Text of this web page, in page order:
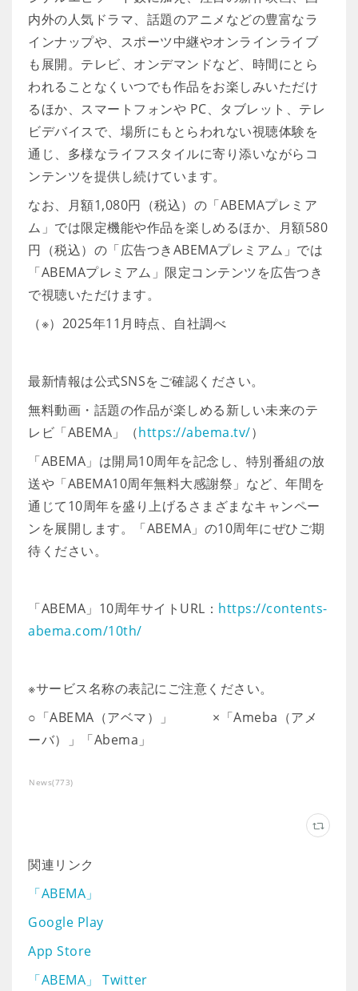
内外の人気ドラマ、話題のアニメなどの豊富なラ
インナップや、スポーツ中継やオンラインライブ
も展開。テレビ、オンデマンドなど、時間にとら
われることなくいつでも作品をお楽しみいただけ
るほか、スマートフォンや PC、タブレット、テレ
ビデバイスで、場所にもとらわれない視聴体験を
通じ、多様なライフスタイルに寄り添いながらコ
ンテンツを提供し続けています。
なお、月額1,080円（税込）の「ABEMAプレミア
ム」では限定機能や作品を楽しめるほか、月額580
円（税込）の「広告つきABEMAプレミアム」では
「ABEMAプレミアム」限定コンテンツを広告つき
で視聴いただけます。
（※）2025年11月時点、自社調べ
最新情報は公式SNSをご確認ください。
無料動画・話題の作品が楽しめる新しい未来のテ
レビ「ABEMA」（https://abema.tv/）
「ABEMA」は開局10周年を記念し、特別番組の放
送や「ABEMA10周年無料大感謝祭」など、年間を
通じて10周年を盛り上げるさまざまなキャンペー
ンを展開します。「ABEMA」の10周年にぜひご期
待ください。
「ABEMA」10周年サイトURL： https://contents-
abema.com/10th/
※サービス名称の表記にご注意ください。
○「ABEMA（アベマ）」 ×「Ameba（アメ
ーバ）」「Abema」
News(773)
関連リンク
「ABEMA」
Google Play
App Store
「ABEMA」 Twitter